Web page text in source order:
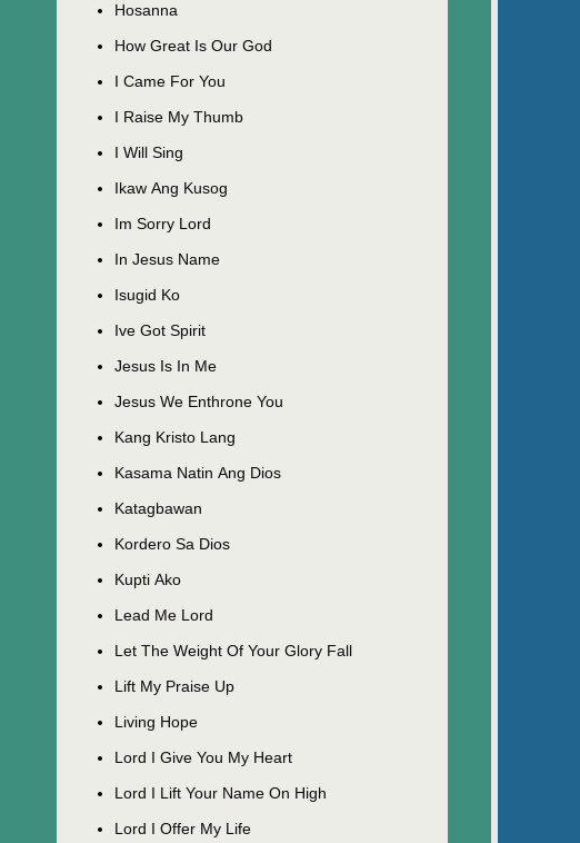
Hosanna
How Great Is Our God
I Came For You
I Raise My Thumb
I Will Sing
Ikaw Ang Kusog
Im Sorry Lord
In Jesus Name
Isugid Ko
Ive Got Spirit
Jesus Is In Me
Jesus We Enthrone You
Kang Kristo Lang
Kasama Natin Ang Dios
Katagbawan
Kordero Sa Dios
Kupti Ako
Lead Me Lord
Let The Weight Of Your Glory Fall
Lift My Praise Up
Living Hope
Lord I Give You My Heart
Lord I Lift Your Name On High
Lord I Offer My Life